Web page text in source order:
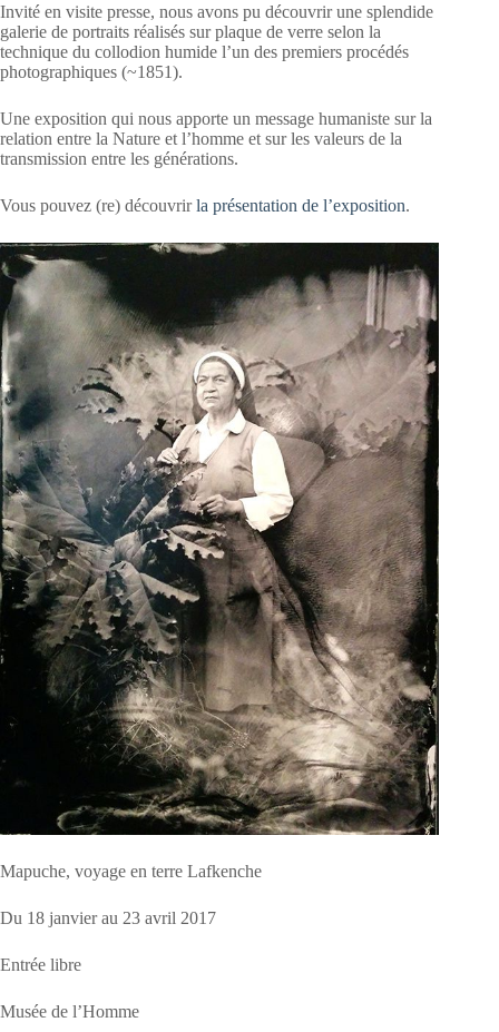
Invité en visite presse, nous avons pu découvrir une splendide
galerie de portraits réalisés sur plaque de verre selon la
technique du collodion humide l’un des premiers procédés
photographiques (~1851).
Une exposition qui nous apporte un message humaniste sur la
relation entre la Nature et l’homme et sur les valeurs de la
transmission entre les générations.
Vous pouvez (re) découvrirla présentation de l’exposition.
Mapuche, voyage en terre Lafkenche
Du 18 janvier au 23 avril 2017
Entrée libre
Musée de l’Homme